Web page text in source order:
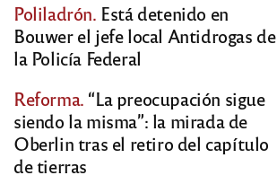
Poliladrón. Está detenido en
Bouwer el jefe local Antidrogas de
la Policía Federal
Reforma. “La preocupación sigue
siendo la misma”: la mirada de
Oberlin tras el retiro del capítulo
de tierras